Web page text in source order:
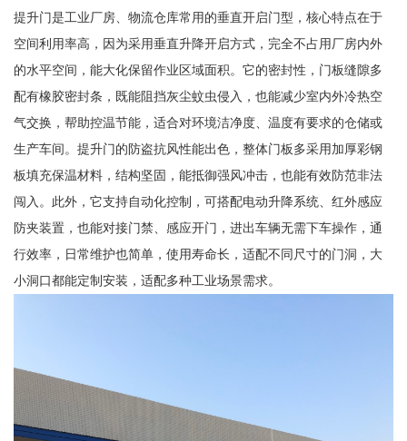
提升门是工业厂房、物流仓库常用的垂直开启门型，核心特点在于
空间利用率高，因为采用垂直升降开启方式，完全不占用厂房内外
的水平空间，能大化保留作业区域面积。它的密封性，门板缝隙多
配有橡胶密封条，既能阻挡灰尘蚊虫侵入，也能减少室内外冷热空
气交换，帮助控温节能，适合对环境洁净度、温度有要求的仓储或
生产车间。提升门的防盗抗风性能出色，整体门板多采用加厚彩钢
板填充保温材料，结构坚固，能抵御强风冲击，也能有效防范非法
闯入。此外，它支持自动化控制，可搭配电动升降系统、红外感应
防夹装置，也能对接门禁、感应开门，进出车辆无需下车操作，通
行效率，日常维护也简单，使用寿命长，适配不同尺寸的门洞，大
小洞口都能定制安装，适配多种工业场景需求。